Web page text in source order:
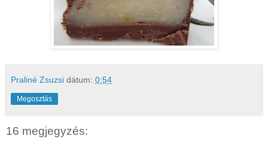
Praliné Zsuzsi dátum: 0:54
Megosztás
16 megjegyzés: